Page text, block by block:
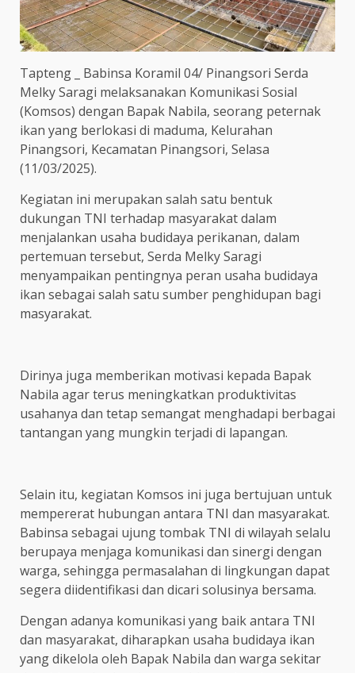
Tapteng _ Babinsa Koramil 04/ Pinangsori Serda
Melky Saragi melaksanakan Komunikasi Sosial
(Komsos) dengan Bapak Nabila, seorang peternak
ikan yang berlokasi di maduma, Kelurahan
Pinangsori, Kecamatan Pinangsori, Selasa
(11/03/2025).
Kegiatan ini merupakan salah satu bentuk
dukungan TNI terhadap masyarakat dalam
menjalankan usaha budidaya perikanan, dalam
pertemuan tersebut, Serda Melky Saragi
menyampaikan pentingnya peran usaha budidaya
ikan sebagai salah satu sumber penghidupan bagi
masyarakat.
Dirinya juga memberikan motivasi kepada Bapak
Nabila agar terus meningkatkan produktivitas
usahanya dan tetap semangat menghadapi berbagai
tantangan yang mungkin terjadi di lapangan.
Selain itu, kegiatan Komsos ini juga bertujuan untuk
mempererat hubungan antara TNI dan masyarakat.
Babinsa sebagai ujung tombak TNI di wilayah selalu
berupaya menjaga komunikasi dan sinergi dengan
warga, sehingga permasalahan di lingkungan dapat
segera diidentifikasi dan dicari solusinya bersama.
Dengan adanya komunikasi yang baik antara TNI
dan masyarakat, diharapkan usaha budidaya ikan
yang dikelola oleh Bapak Nabila dan warga sekitar